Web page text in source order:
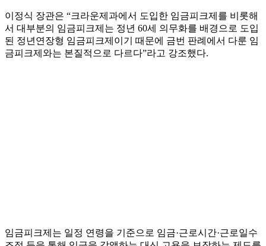
이정식 장관은 “크라운제과에서 도입한 임금피크제를 비롯해
서 대부분의 임금피크제는 정년 60세 의무화를 배경으로 도입
된 정년연장형 임금피크제이기 때문에 금번 판례에서 다룬 임
금피크제와는 본질적으로 다르다”라고 강조했다.
임금피크제는 일정 연령을 기준으로 임금·근로시간·근로일수